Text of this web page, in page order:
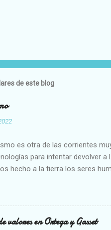
de este blog
es otra de las corrientes
para intentar devolver
hecho a la tierra los seres
valores en Ortega y Gasset